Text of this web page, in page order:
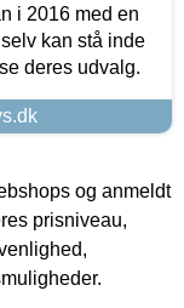
i 2016 med en
kan stå inde
deres udvalg.
og anmeldt
prisniveau,